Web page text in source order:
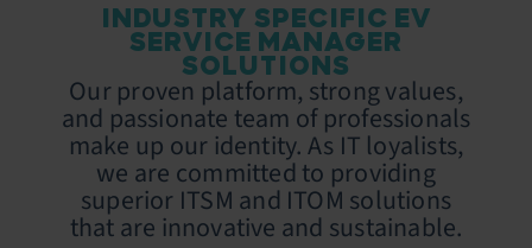
INDUSTRY SPECIFIC EV
SERVICE MANAGER
SOLUTIONS
Our proven platform, strong values,
and passionate team of professionals
make up our identity. As IT loyalists,
we are committed to providing
superior ITSM and ITOM solutions
that are innovative and sustainable.